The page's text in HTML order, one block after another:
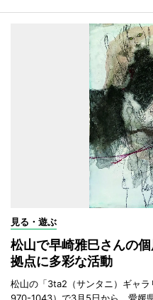
見る・遊ぶ
松山で早崎雅巳さんの
拠点に多彩な活動
松山の「3ta2（サンタニ）ギャ